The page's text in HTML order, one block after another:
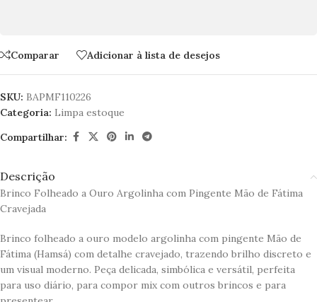
Comparar Adicionar à lista de desejos
SKU: BAPMF110226
Categoria: Limpa estoque
Compartilhar:
Descrição
Brinco Folheado a Ouro Argolinha com Pingente Mão de Fátima
Cravejada
Brinco folheado a ouro modelo argolinha com pingente Mão de
Fátima (Hamsá) com detalhe cravejado, trazendo brilho discreto e
um visual moderno. Peça delicada, simbólica e versátil, perfeita
para uso diário, para compor mix com outros brincos e para